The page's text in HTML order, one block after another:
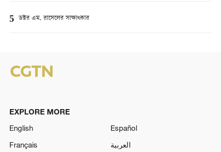
5 ডক্টর এম. রাসেলের সাক্ষাত্কার
EXPLORE MORE
English
Español
Français
العربية